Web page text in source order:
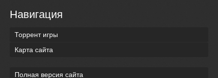
Навигация
Торрент игры
Карта сайта
Полная версия сайта